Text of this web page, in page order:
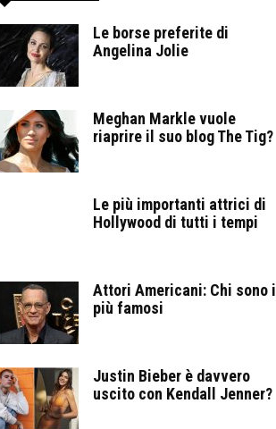
Le borse preferite di
Angelina Jolie
Meghan Markle vuole
riaprire il suo blog The Tig?
Le più importanti attrici di
Hollywood di tutti i tempi
Attori Americani: Chi sono i
più famosi
Justin Bieber è davvero
uscito con Kendall Jenner?